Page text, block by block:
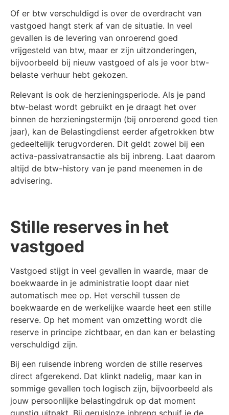
Of er btw verschuldigd is over de overdracht van
vastgoed hangt sterk af van de situatie. In veel
gevallen is de levering van onroerend goed
vrijgesteld van btw, maar er zijn uitzonderingen,
bijvoorbeeld bij nieuw vastgoed of als je voor btw-
belaste verhuur hebt gekozen.
Relevant is ook de herzieningsperiode. Als je pand
btw-belast wordt gebruikt en je draagt het over
binnen de herzieningstermijn (bij onroerend goed tien
jaar), kan de Belastingdienst eerder afgetrokken btw
gedeeltelijk terugvorderen. Dit geldt zowel bij een
activa-passivatransactie als bij inbreng. Laat daarom
altijd de btw-history van je pand meenemen in de
advisering.
Stille reserves in het
vastgoed
Vastgoed stijgt in veel gevallen in waarde, maar de
boekwaarde in je administratie loopt daar niet
automatisch mee op. Het verschil tussen de
boekwaarde en de werkelijke waarde heet een stille
reserve. Op het moment van omzetting wordt die
reserve in principe zichtbaar, en dan kan er belasting
verschuldigd zijn.
Bij een ruisende inbreng worden de stille reserves
direct afgerekend. Dat klinkt nadelig, maar kan in
sommige gevallen toch logisch zijn, bijvoorbeeld als
jouw persoonlijke belastingdruk op dat moment
gunstig uitpakt. Bij geruisloze inbreng schuif je de